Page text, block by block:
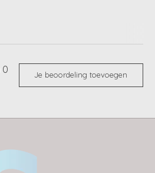
0
Je beoordeling toevoegen